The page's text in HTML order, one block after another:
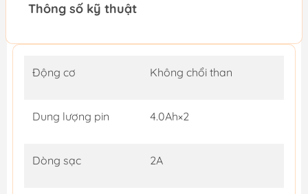
Thông số kỹ thuật
Động cơ Không chổi than
Dung lượng pin 4.0Ah×2
Dòng sạc 2A